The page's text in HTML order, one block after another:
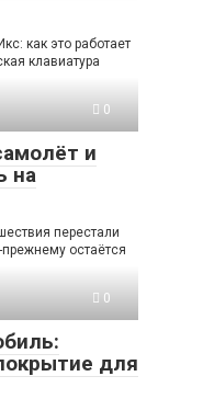
как это работает
клавиатура
0
и
на
перестали
остаётся
0
для